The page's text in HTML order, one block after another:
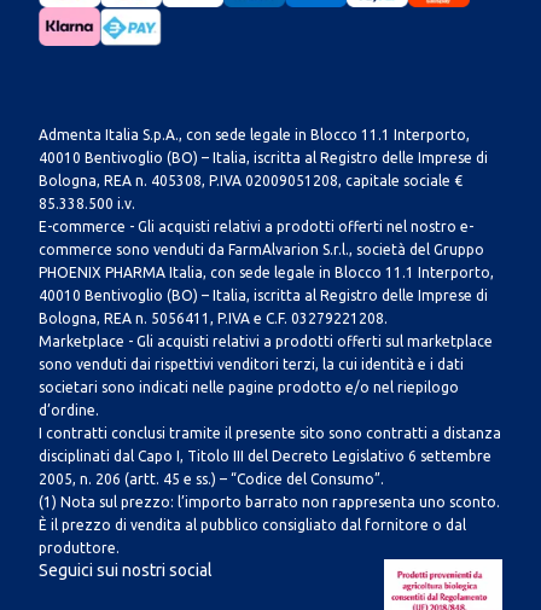
Admenta Italia S.p.A., con sede legale in Blocco 11.1 Interporto,
40010 Bentivoglio (BO) – Italia, iscritta al Registro delle Imprese di
Bologna, REA n. 405308, P.IVA 02009051208, capitale sociale €
85.338.500 i.v.
E-commerce - Gli acquisti relativi a prodotti offerti nel nostro e-
commerce sono venduti da FarmAlvarion S.r.l., società del Gruppo
PHOENIX PHARMA Italia, con sede legale in Blocco 11.1 Interporto,
40010 Bentivoglio (BO) – Italia, iscritta al Registro delle Imprese di
Bologna, REA n. 5056411, P.IVA e C.F. 03279221208.
Marketplace - Gli acquisti relativi a prodotti offerti sul marketplace
sono venduti dai rispettivi venditori terzi, la cui identità e i dati
societari sono indicati nelle pagine prodotto e/o nel riepilogo
d’ordine.
I contratti conclusi tramite il presente sito sono contratti a distanza
disciplinati dal Capo I, Titolo III del Decreto Legislativo 6 settembre
2005, n. 206 (artt. 45 e ss.) – “Codice del Consumo”.
(1) Nota sul prezzo: l’importo barrato non rappresenta uno sconto.
È il prezzo di vendita al pubblico consigliato dal fornitore o dal
produttore.
Seguici sui nostri social